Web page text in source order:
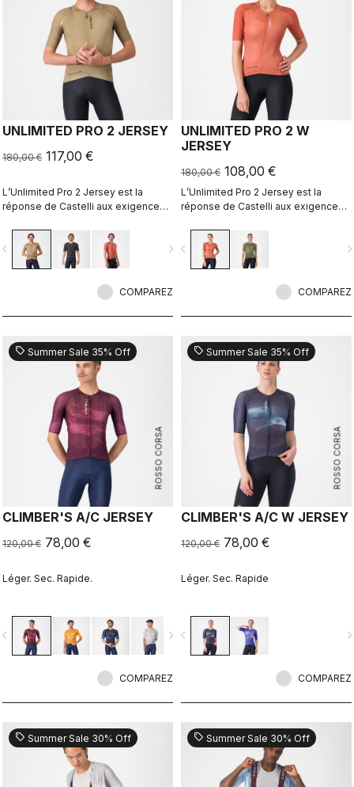
UNLIMITED PRO 2 JERSEY
180,00 € 117,00 €
L’Unlimited Pro 2 Jersey est la
réponse de Castelli aux exigences
gravel qui veulent profiter du
moindre gain marginal, sans sacrifier
l’esprit du sport.
navigate_next
COMPAREZ
UNLIMITED PRO 2 W
JERSEY
180,00 € 108,00 €
L’Unlimited Pro 2 Jersey est la
réponse de Castelli aux exigences
gravel qui veulent profiter du
moindre gain marginal, sans sacrifier
l’esprit du sport.
navigate_before
COMPAREZ
ROSSO CORSA
sell Summer Sale 35% Off
CLIMBER'S A/C JERSEY
120,00 € 78,00 €
Léger. Sec. Rapide.
navigate_next
COMPAREZ
ROSSO CORSA
sell Summer Sale 35% Off
CLIMBER'S A/C W JERSEY
120,00 € 78,00 €
Léger. Sec. Rapide
navigate_before
COMPAREZ
sell Summer Sale 30% Off sell Summer Sale 30% Off